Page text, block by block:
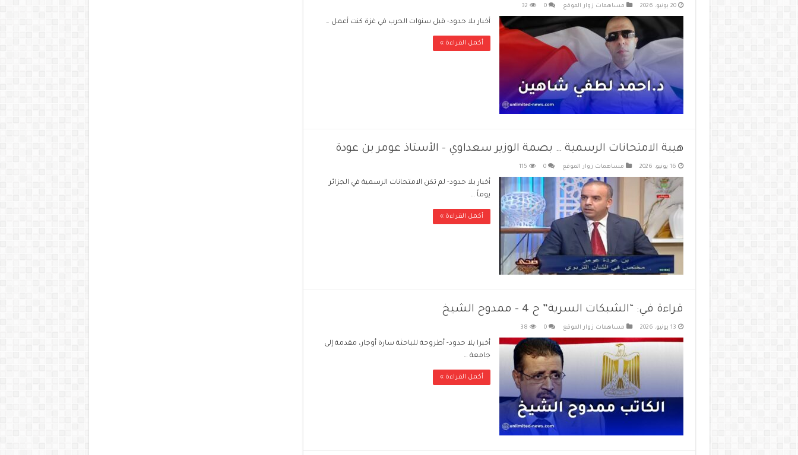
20 يونيو، 2026 مساهمات زوار الموقع 0
32
أخبار بلا حدود- قبل سنوات الحرب في غزة كنت أعمل …
أكمل القراءة »
هيبة الامتحانات الرسمية … بصمة الوزير سعداوي – الأستاذ عومر بن عودة
16 يونيو، 2026 مساهمات زوار الموقع 0
115
أخبار بلا حدود- لم تكن الامتحانات الرسمية في الجزائر
يوماً …
أكمل القراءة »
قراءة في: “الشبكات السرية” ح 4 – ممدوح الشيخ
13 يونيو، 2026 مساهمات زوار الموقع 0
38
أخبرا بلا حدود- أطروحة للباحثة سارة أوجار، مقدمة إلى
جامعة …
أكمل القراءة »